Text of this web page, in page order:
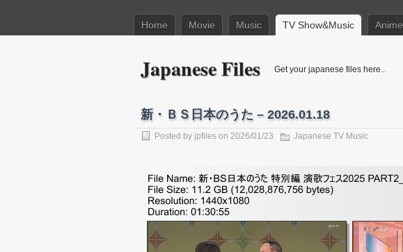
Home Movie Music TV Show&Music Anime
Japanese Files Get your japanese files here..
新・ＢＳ日本のうた – 2026.01.18
Posted by jpfiles on 2026/01/23 Japanese TV Music